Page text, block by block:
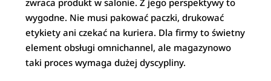
zwraca produkt w salonie. Z jego perspektywy to
wygodne. Nie musi pakować paczki, drukować
etykiety ani czekać na kuriera. Dla firmy to świetny
element obsługi omnichannel, ale magazynowo
taki proces wymaga dużej dyscypliny.